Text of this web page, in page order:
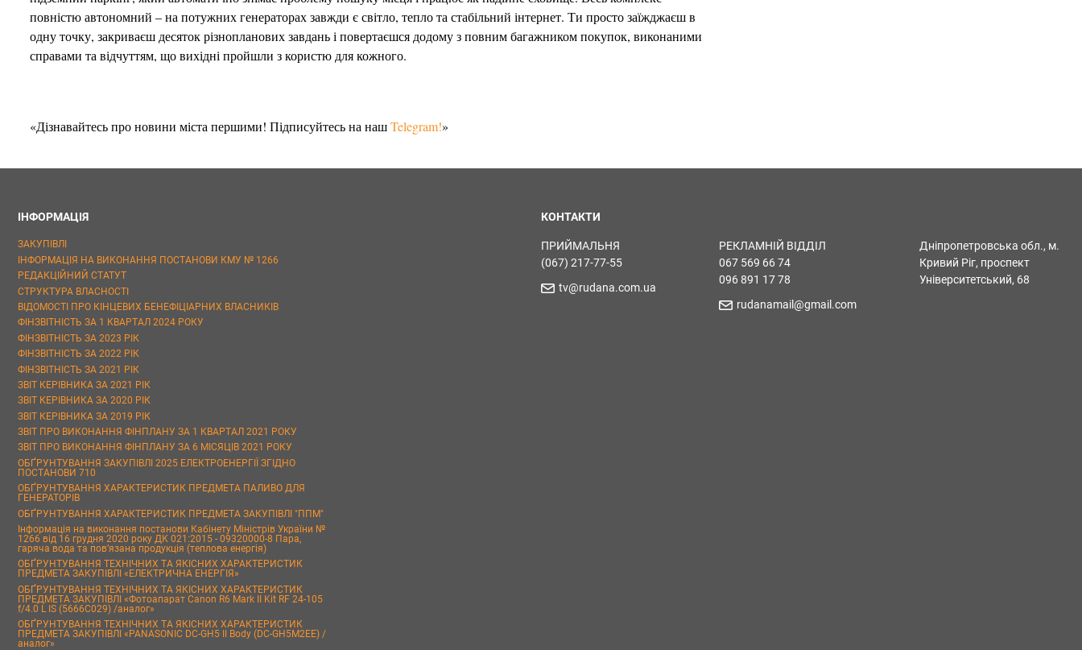
повністю автономний – на потужних генераторах завжди є світло, тепло та стабільний інтернет. Ти просто заїжджаєш в
одну точку, закриваєш десяток різнопланових завдань і повертаєшся додому з повним багажником покупок, виконаними
справами та відчуттям, що вихідні пройшли з користю для кожного.
«Дізнавайтесь про новини міста першими! Підписуйтесь на нашTelegram!»
ІНФОРМАЦІЯ
ЗАКУПІВЛІ
ІНФОРМАЦІЯ НА ВИКОНАННЯ ПОСТАНОВИ КМУ № 1266
РЕДАКЦІЙНИЙ СТАТУТ
СТРУКТУРА ВЛАСНОСТІ
ВІДОМОСТІ ПРО КІНЦЕВИХ БЕНЕФІЦІАРНИХ ВЛАСНИКІВ
ФІНЗВІТНІСТЬ ЗА 1 КВАРТАЛ 2024 РОКУ
ФІНЗВІТНІСТЬ ЗА 2023 РІК
ФІНЗВІТНІСТЬ ЗА 2022 РІК
ФІНЗВІТНІСТЬ ЗА 2021 РІК
ЗВІТ КЕРІВНИКА ЗА 2021 РІК
ЗВІТ КЕРІВНИКА ЗА 2020 РІК
ЗВІТ КЕРІВНИКА ЗА 2019 РІК
ЗВІТ ПРО ВИКОНАННЯ ФІНПЛАНУ ЗА 1 КВАРТАЛ 2021 РОКУ
ЗВІТ ПРО ВИКОНАННЯ ФІНПЛАНУ ЗА 6 МІСЯЦІВ 2021 РОКУ
ОБҐРУНТУВАННЯ ЗАКУПІВЛІ 2025 ЕЛЕКТРОЕНЕРГІЇ ЗГІДНО
ПОСТАНОВИ 710
ОБҐРУНТУВАННЯ ХАРАКТЕРИСТИК ПРЕДМЕТА ПАЛИВО ДЛЯ
ГЕНЕРАТОРІВ
ОБҐРУНТУВАННЯ ХАРАКТЕРИСТИК ПРЕДМЕТА ЗАКУПІВЛІ "ППМ"
Інформація на виконання постанови Кабінету Міністрів України №
1266 від 16 грудня 2020 року ДК 021:2015 - 09320000-8 Пара,
гаряча вода та пов’язана продукція (теплова енергія)
ОБҐРУНТУВАННЯ ТЕХНІЧНИХ ТА ЯКІСНИХ ХАРАКТЕРИСТИК
ПРЕДМЕТА ЗАКУПІВЛІ «ЕЛЕКТРИЧНА ЕНЕРГІЯ»
ОБҐРУНТУВАННЯ ТЕХНІЧНИХ ТА ЯКІСНИХ ХАРАКТЕРИСТИК
ПРЕДМЕТА ЗАКУПІВЛІ «Фотоапарат Canon R6 Mark II Kit RF 24-105
f/4.0 L IS (5666C029) /аналог»
ОБҐРУНТУВАННЯ ТЕХНІЧНИХ ТА ЯКІСНИХ ХАРАКТЕРИСТИК
ПРЕДМЕТА ЗАКУПІВЛІ «PANASONIC DC-GH5 II Body (DC-GH5M2EE) /
аналог»
КОНТАКТИ
ПРИЙМАЛЬНЯ
(067) 217-77-55
tv@rudana.com.ua
РЕКЛАМНІЙ ВІДДІЛ
067 569 66 74
096 891 17 78
rudanamail@gmail.com
Дніпропетровська обл., м.
Кривий Ріг, проспект
Університетський, 68